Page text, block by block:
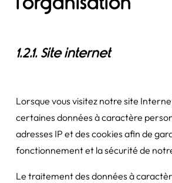
1.2.1. Site internet
Lorsque vous visitez notre site
certaines données à caractère
adresses IP et des cookies afin de
fonctionnement et la sécurité de
Le traitement des données à